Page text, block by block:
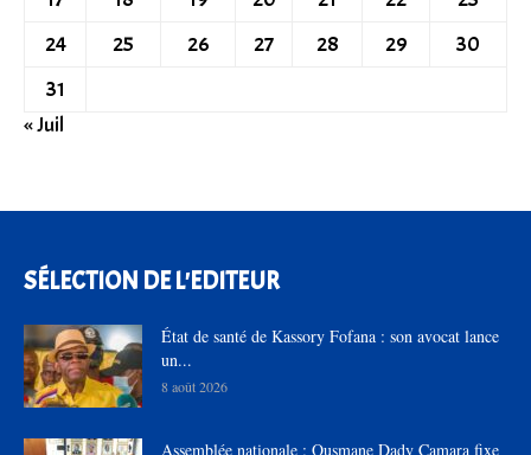
24
25 26 27 28 29
30
31
« Juil
SÉLECTION DE L'EDITEUR
État de santé de Kassory Fofana : son avocat lance
un...
8 août 2026
Assemblée nationale : Ousmane Dady Camara fixe